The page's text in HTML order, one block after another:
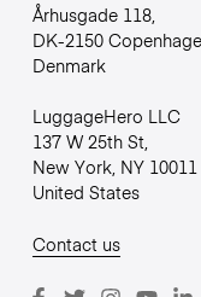
Århusgade 118,
DK-2150
Denmark
LuggageHero LLC
137 W 25th St,
New York, NY 10011
United States
Contact us